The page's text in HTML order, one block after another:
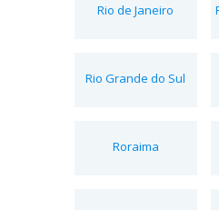
Rio de Janeiro
Rio Grande do Sul
Roraima